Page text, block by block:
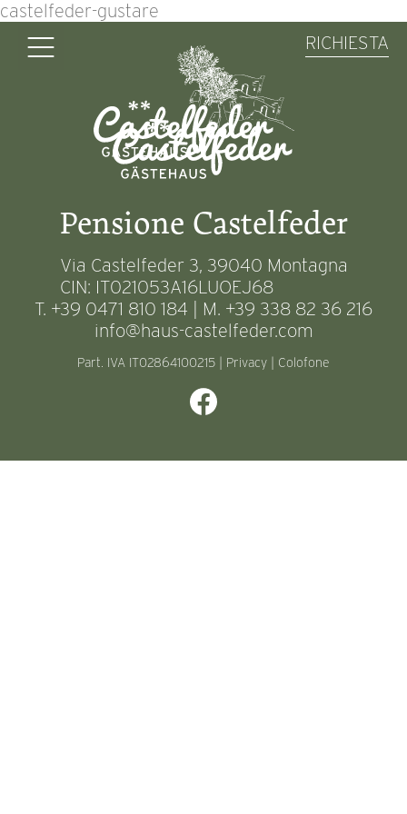
RICHIESTA
castelfeder-gustare
Pensione Castelfeder
Via Castelfeder 3, 39040 Montagna
CIN: IT021053A16LUOEJ68
T. +39 0471 810 184 | M. +39 338 82 36 216
info@haus-castelfeder.com
Part. IVA IT02864100215 | Privacy Colofone